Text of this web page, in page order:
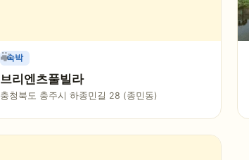
숙박
브리엔츠풀빌라
충청북도 충주시 하종민길 28 (종민동)